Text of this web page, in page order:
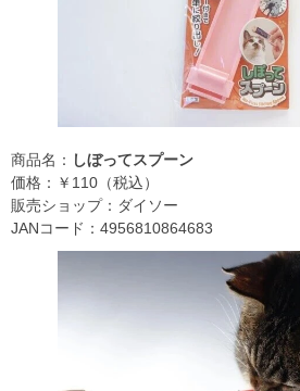
商品名： しぼってスプーン
価格：￥110（税込）
販売ショップ：ダイソー
JANコード：4956810864683